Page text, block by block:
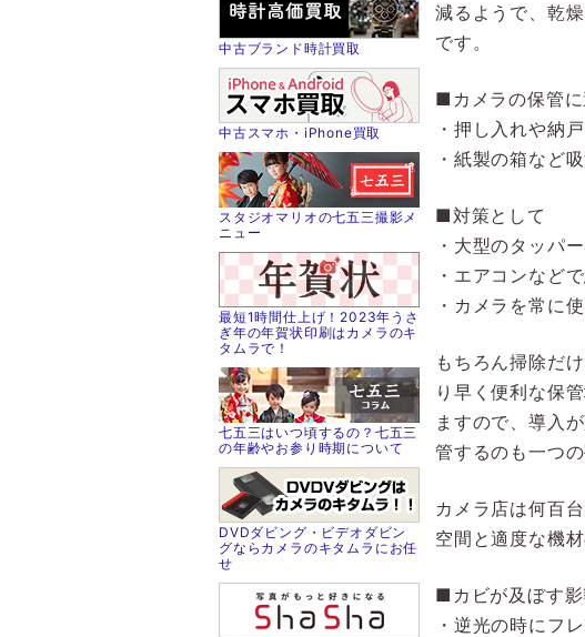
減るようで、乾
です。
■カメラの保管
・押し入れや納
・紙製の箱など
■対策として
・大型のタッパ
・エアコンなど
・カメラを常に
もちろん掃除だ
り早く便利な保
ますので、導入
管するのも一つの
カメラ店は何百
空間と適度な機
■カビが及ぼす
・逆光の時にフ
中古ブランド時計買取
中古スマホ・iPhone買取
スタジオマリオの七五三撮影メ
ニュー
最短1時間仕上げ！2023年うさ
ぎ年の年賀状印刷はカメラのキ
タムラで！
七五三はいつ頃するの？七五三
の年齢やお参り時期について
DVDダビング・ビデオダビン
グならカメラのキタムラにお任
せ